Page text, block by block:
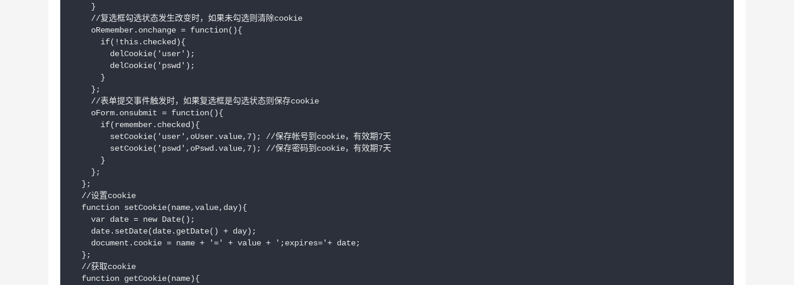
    }
    //复选框勾选状态发生改变时，如果未勾选则清除cookie
    oRemember.onchange = function(){
      if(!this.checked){
        delCookie('user');
        delCookie('pswd');
      }
    };
    //表单提交事件触发时，如果复选框是勾选状态则保存cookie
    oForm.onsubmit = function(){
      if(remember.checked){
        setCookie('user',oUser.value,7); //保存帐号到cookie，有效期7天
        setCookie('pswd',oPswd.value,7); //保存密码到cookie，有效期7天
      }
    };
  };
  //设置cookie
  function setCookie(name,value,day){
    var date = new Date();
    date.setDate(date.getDate() + day);
    document.cookie = name + '=' + value + ';expires='+ date;
  };
  //获取cookie
  function getCookie(name){